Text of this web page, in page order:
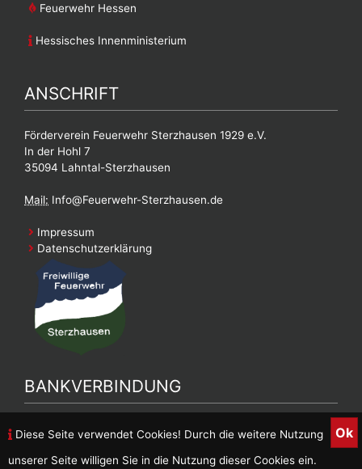
Diese Seite verwendet Cookies! Durch die weitere Nutzung
unserer Seite willigen Sie in die Nutzung dieser Cookies ein.
Ok
Feuerwehr Hessen
Hessisches Innenministerium
ANSCHRIFT
Förderverein Feuerwehr Sterzhausen 1929 e.V.
In der Hohl 7
35094 Lahntal-Sterzhausen
Mail: Info@Feuerwehr-Sterzhausen.de
Impressum
Datenschutzerklärung
BANKVERBINDUNG
Bankverbindung Feuerwehrverein
Inhaber: FFW Sterzhausen